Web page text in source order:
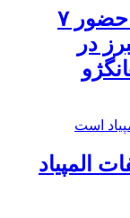
۲ مدال برنز نتیجه حضور ۷
در
المپیاد